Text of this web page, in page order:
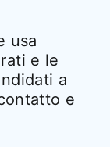
usa
e le
a
e